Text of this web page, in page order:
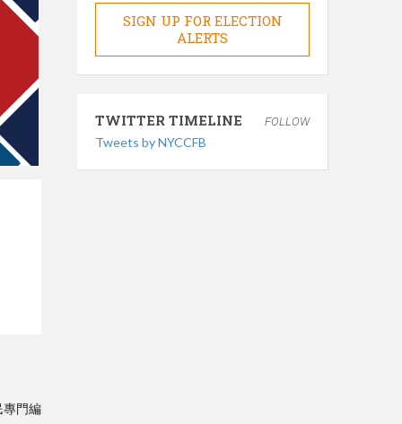
專門編
SIGN UP FOR ELECTION
ALERTS
TWITTER TIMELINE FOLLOW
Tweets by NYCCFB